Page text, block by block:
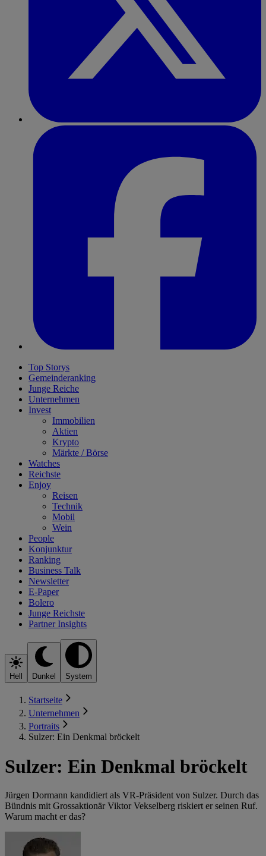
Top Storys
Gemeinderanking
Junge Reiche
Unternehmen
Invest
Immobilien
Aktien
Krypto
Märkte / Börse
Watches
Reichste
Enjoy
Reisen
Technik
Mobil
Wein
People
Konjunktur
Ranking
Business Talk
Newsletter
E-Paper
Bolero
Junge Reichste
Partner Insights
Hell Dunkel System
Startseite
Unternehmen
Portraits
Sulzer: Ein Denkmal bröckelt
Sulzer: Ein Denkmal bröckelt
Jürgen Dormann kandidiert als VR-Präsident von Sulzer. Durch das
Bündnis mit Grossaktionär Viktor Vekselberg riskiert er seinen Ruf.
Warum macht er das?